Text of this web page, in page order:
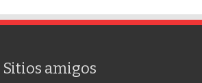
Sitios amigos